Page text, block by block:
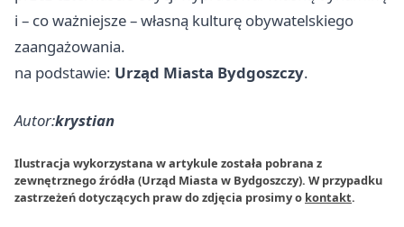
i – co ważniejsze – własną kulturę obywatelskiego
zaangażowania.
na podstawie: Urząd Miasta Bydgoszczy.
Autor:krystian
Ilustracja wykorzystana w artykule została pobrana z
zewnętrznego źródła (Urząd Miasta w Bydgoszczy). W przypadku
zastrzeżeń dotyczących praw do zdjęcia prosimy o kontakt.